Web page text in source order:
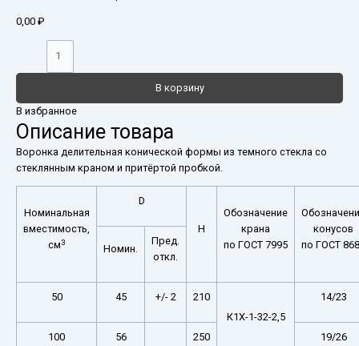
0,00 ₽
В корзину
В избранное
Описание товара
Воронка делительная конической формы из темного стекла со
стеклянным краном и притёртой пробкой.
Номинальная
вместимость,
см3
D
H
Обозначение
крана
по ГОСТ 7995
конусов
по ГОСТ
Номин.
Пред.
откл.
50 45 +/- 2
210
К1Х-1-32-2,5
14/23
100 56 250 19/26